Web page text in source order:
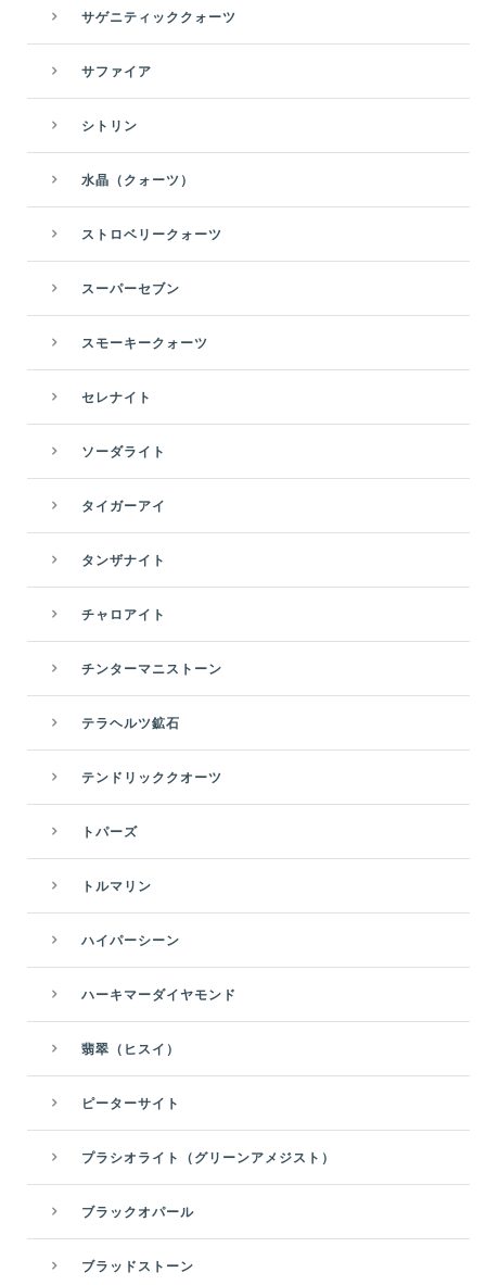
サゲニティッククォーツ
サファイア
シトリン
水晶（クォーツ）
ストロベリークォーツ
スーパーセブン
スモーキークォーツ
セレナイト
ソーダライト
タイガーアイ
タンザナイト
チャロアイト
チンターマニストーン
テラヘルツ鉱石
テンドリッククオーツ
トパーズ
トルマリン
ハイパーシーン
ハーキマーダイヤモンド
翡翠（ヒスイ）
ピーターサイト
プラシオライト（グリーンアメジスト）
ブラックオパール
ブラッドストーン